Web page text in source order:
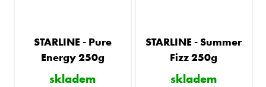
STARLINE - Pure
Energy 250g
skladem
STARLINE - Summer
Fizz 250g
skladem